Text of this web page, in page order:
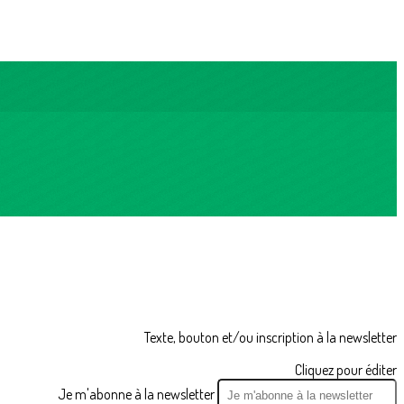
Texte, bouton et/ou inscription à la newsletter
Cliquez pour éditer
Je m'abonne à la newsletter